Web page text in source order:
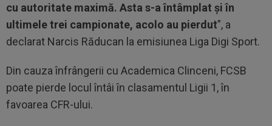
cu autoritate maximă. Asta s-a întâmplat și în
ultimele trei campionate, acolo au pierdut”, a
declarat Narcis Răducan la emisiunea Liga Digi Sport.
Din cauza înfrângerii cu Academica Clinceni, FCSB
poate pierde locul întâi în clasamentul Ligii 1, în
favoarea CFR-ului.